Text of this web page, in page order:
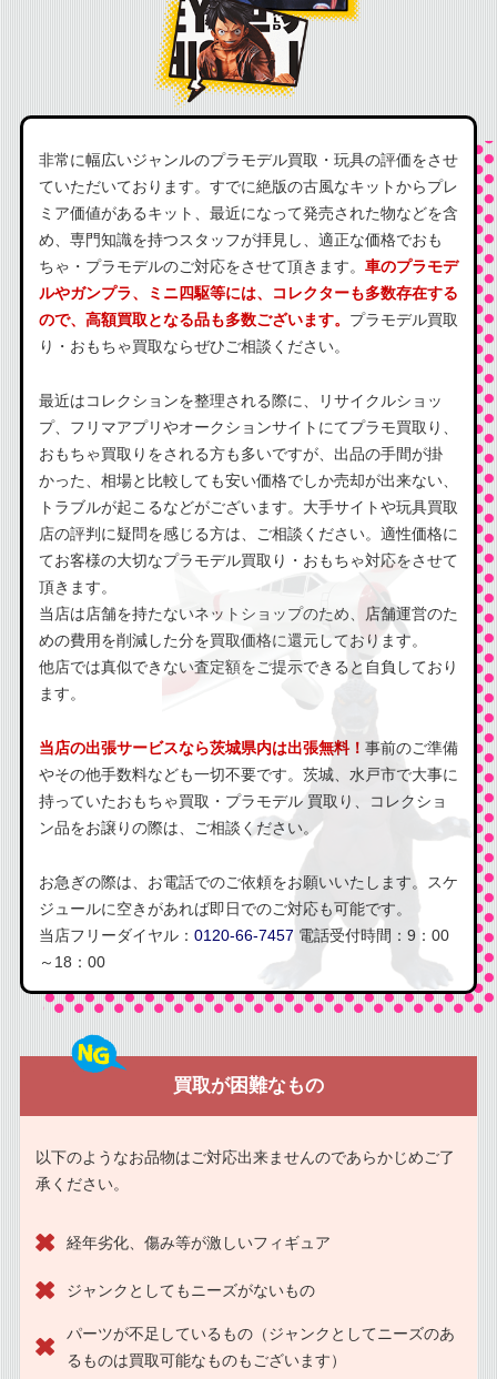
非常に幅広いジャンルのプラモデル買取・玩具の評価をさせ
ていただいております。すでに絶版の古風なキットからプレ
ミア価値があるキット、最近になって発売された物などを含
め、専門知識を持つスタッフが拝見し、適正な価格でおも
ちゃ・プラモデルのご対応をさせて頂きます。 車のプラモデ
ルやガンプラ、ミニ四駆等には、コレクターも多数存在する
ので、高額買取となる品も多数ございます。 プラモデル買取
り・おもちゃ買取ならぜひご相談ください。
最近はコレクションを整理される際に、リサイクルショッ
プ、フリマアプリやオークションサイトにてプラモ買取り、
おもちゃ買取りをされる方も多いですが、出品の手間が掛
かった、相場と比較しても安い価格でしか売却が出来ない、
トラブルが起こるなどがございます。大手サイトや玩具買取
店の評判に疑問を感じる方は、ご相談ください。適性価格に
てお客様の大切なプラモデル買取り・おもちゃ対応をさせて
頂きます。
当店は店舗を持たないネットショップのため、店舗運営のた
めの費用を削減した分を買取価格に還元しております。
他店では真似できない査定額をご提示できると自負しており
ます。
当店の出張サービスなら茨城県内は出張無料！ 事前のご準備
やその他手数料なども一切不要です。茨城、水戸市で大事に
持っていたおもちゃ買取・プラモデル 買取り、コレクショ
ン品をお譲りの際は、ご相談ください。
お急ぎの際は、お電話でのご依頼をお願いいたします。スケ
ジュールに空きがあれば即日でのご対応も可能です。
当店フリーダイヤル： 0120-66-7457 電話受付時間：9：00
～18：00
買取が困難なもの
以下のようなお品物はご対応出来ませんのであらかじめご了
承ください。
経年劣化、傷み等が激しいフィギュア
ジャンクとしてもニーズがないもの
パーツが不足しているもの（ジャンクとしてニーズのあ
るものは買取可能なものもございます）